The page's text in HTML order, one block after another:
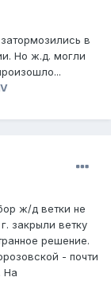
в
Но ж.д. могли
ж/д ветки не
закрыли ветку
решение.
- почти
На